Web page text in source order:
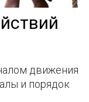
движения
и порядок